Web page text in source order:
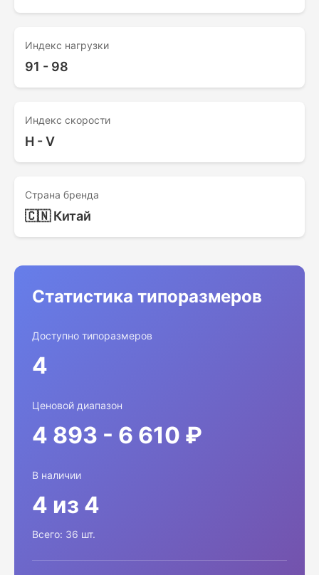
Индекс нагрузки
91 - 98
Индекс скорости
H - V
Страна бренда
🇨🇳 Китай
Статистика типоразмеров
Доступно типоразмеров
4
Ценовой диапазон
4 893 - 6 610 ₽
В наличии
4 из 4
Всего: 36 шт.